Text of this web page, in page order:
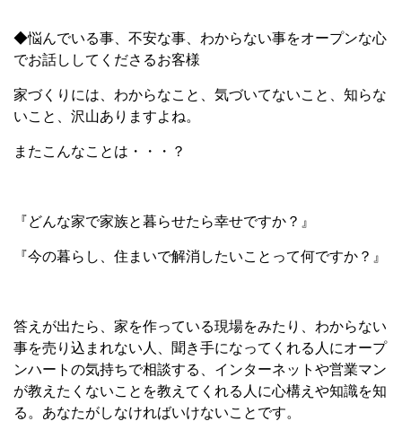
◆悩んでいる事、不安な事、わからない事をオープンな心
でお話ししてくださるお客様
家づくりには、わからなこと、気づいてないこと、知らな
いこと、沢山ありますよね。
またこんなことは・・・？
『どんな家で家族と暮らせたら幸せですか？』
『今の暮らし、住まいで解消したいことって何ですか？』
答えが出たら、家を作っている現場をみたり、わからない
事を売り込まれない人、聞き手になってくれる人にオープ
ンハートの気持ちで相談する、インターネットや営業マン
が教えたくないことを教えてくれる人に心構えや知識を知
る。あなたがしなければいけないことです。